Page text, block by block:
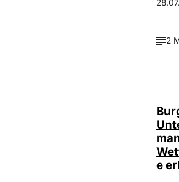
2
e